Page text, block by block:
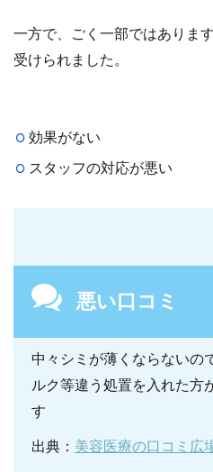
一方で、ごく一部ではありま
受けられました。
効果がない
スタッフの対応が悪い
悪い口コミ
中々シミが薄くならないの
ルク等違う処置を入れた方
す
出典： 美容医療の口コミ広